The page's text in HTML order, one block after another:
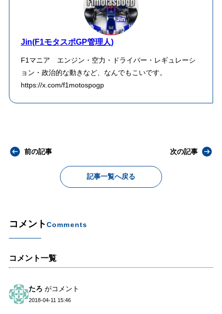
Jin(F1モタスポGP管理人)
F1マニア エンジン・空力・ドライバー・レギュレーシ
ョン・政治的な動きなど、なんでもこいです。
https://x.com/f1motospogp
前の記事
記事一覧へ戻る
次の記事
コメントComments
コメント一覧
たろ がコメント
2018-04-11 15:46